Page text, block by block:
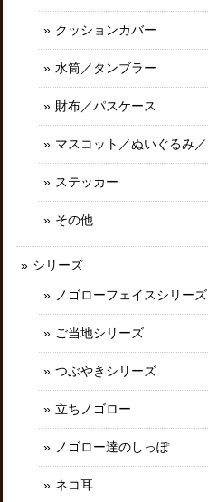
クッションカバー
水筒／タンブラー
財布／パスケース
マスコット／ぬいぐるみ
ステッカー
その他
シリーズ
ノゴローフェイスシリーズ
ご当地シリーズ
つぶやきシリーズ
立ちノゴロー
ノゴロー達のしっぽ
ネコ耳